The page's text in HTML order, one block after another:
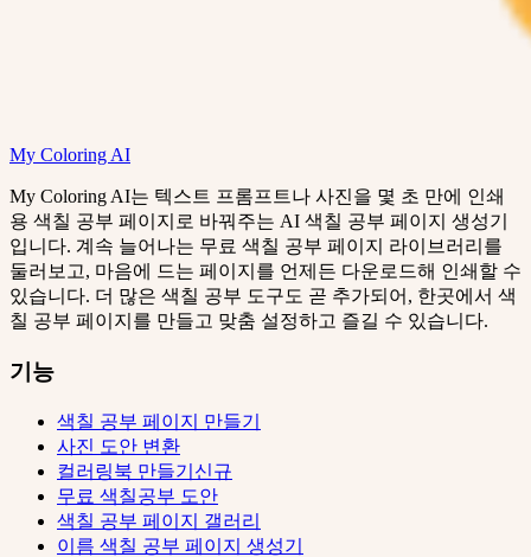
My Coloring AI
My Coloring AI는 텍스트 프롬프트나 사진을 몇 초 만에 인쇄
용 색칠 공부 페이지로 바꿔주는 AI 색칠 공부 페이지 생성기
입니다. 계속 늘어나는 무료 색칠 공부 페이지 라이브러리를
둘러보고, 마음에 드는 페이지를 언제든 다운로드해 인쇄할 수
있습니다. 더 많은 색칠 공부 도구도 곧 추가되어, 한곳에서 색
칠 공부 페이지를 만들고 맞춤 설정하고 즐길 수 있습니다.
기능
색칠 공부 페이지 만들기
사진 도안 변환
컬러링북 만들기 신규
무료 색칠공부 도안
색칠 공부 페이지 갤러리
이름 색칠 공부 페이지 생성기